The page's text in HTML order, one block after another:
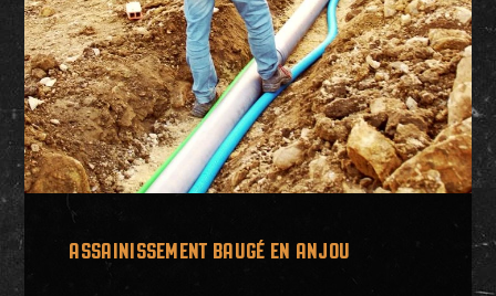
ASSAINISSEMENT BAUGÉ EN ANJOU